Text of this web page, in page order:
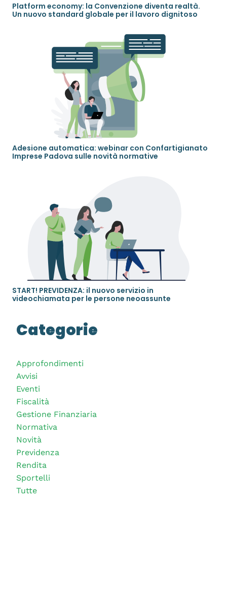
Platform economy: la Convenzione diventa realtà.
Un nuovo standard globale per il lavoro dignitoso
Adesione automatica: webinar con Confartigianato
Imprese Padova sulle novità normative
START! PREVIDENZA: il nuovo servizio in
videochiamata per le persone neoassunte
Categorie
Approfondimenti
Avvisi
Eventi
Fiscalità
Gestione Finanziaria
Normativa
Novità
Previdenza
Rendita
Sportelli
Tutte